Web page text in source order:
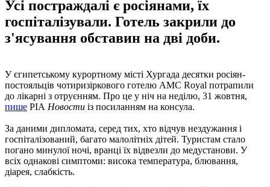
Усі постраждалі є росіянами, їх
госпіталізували. Готель закрили до
з'ясування обставин на дві доби.
У єгипетському курортному місті Хургада десятки росіян-
постояльців чотиризіркового готелю AMC Royal потрапили
до лікарні з отруєнням. Про це у ніч на неділю, 31 жовтня,
пише РІА Новости із посиланням на консула.
За даними дипломата, серед тих, хто відчув нездужання і
госпіталізований, багато малолітніх дітей. Туристам стало
погано минулої ночі, вранці їх відвезли до медустанови. У
всіх однакові симптоми: висока температура, блювання,
діарея, слабкість.